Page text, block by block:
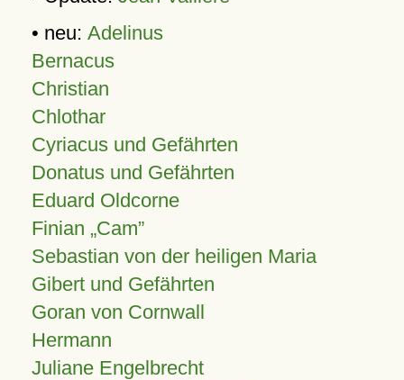
• neu: Adelinus
Bernacus
Christian
Chlothar
Cyriacus und Gefährten
Donatus und Gefährten
Eduard Oldcorne
Finian Cam
Sebastian von der heiligen Maria
Gibert und Gefährten
Goran von Cornwall
Hermann
Juliane Engelbrecht